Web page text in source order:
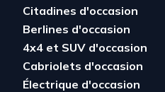
Citadines d'occasion
Berlines d'occasion
4x4 et SUV d'occasion
Cabriolets d'occasion
Électrique d'occasion